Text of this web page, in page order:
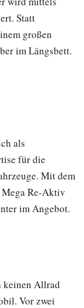
Statt
großen
im Längsbett.
als
für die
Mit dem
Re-Aktiv
im Angebot.
keinen Allrad
Vor zwei